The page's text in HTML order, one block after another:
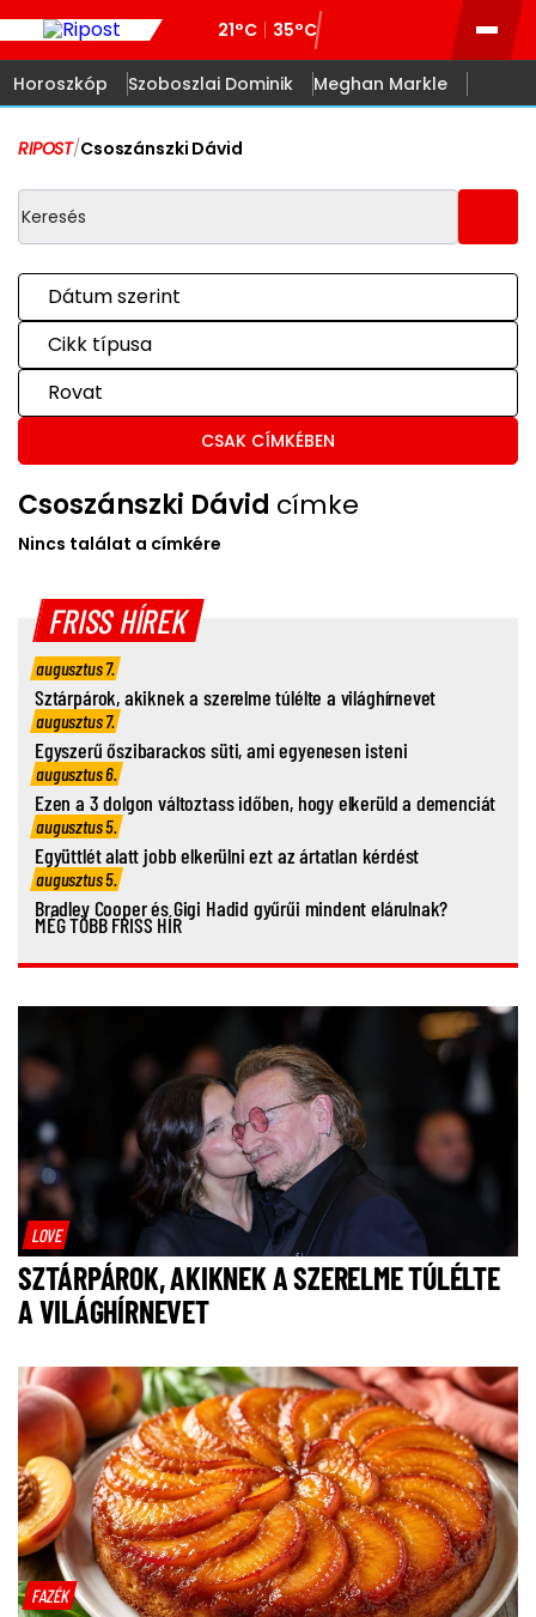
21°C 35°C
Horoszkóp Szoboszlai Dominik Meghan Markle
RIPOST/Csoszánszki Dávid
Dátum szerint
Cikk típusa
Rovat
CSAK CÍMKÉBEN
Csoszánszki Dávid címke
Nincs találat a címkére
FRISS HÍREK
augusztus 7.
Sztárpárok, akiknek a szerelme túlélte a világhírnevet
augusztus 7.
Egyszerű őszibarackos süti, ami egyenesen isteni
augusztus 6.
Ezen a 3 dolgon változtass időben, hogy elkerüld a demenciát
augusztus 5.
Együttlét alatt jobb elkerülni ezt az ártatlan kérdést
augusztus 5.
Bradley Cooper és Gigi Hadid gyűrűi mindent elárulnak?
MÉG TÖBB FRISS HÍR
LOVE
SZTÁRPÁROK, AKIKNEK A SZERELME TÚLÉLTE
A VILÁGHÍRNEVET
FAZÉK